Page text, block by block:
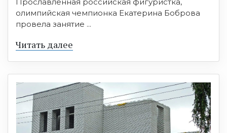
Прославленная российская фигуристка,
олимпийская чемпионка Екатерина Боброва
провела занятие ...
Читать далее